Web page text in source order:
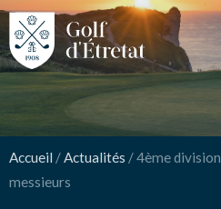
Accueil /Actualités /4ème
messieurs
CLUB
CLUB HOUSE
INSCRIPTION
4ème
équipe
messieurs